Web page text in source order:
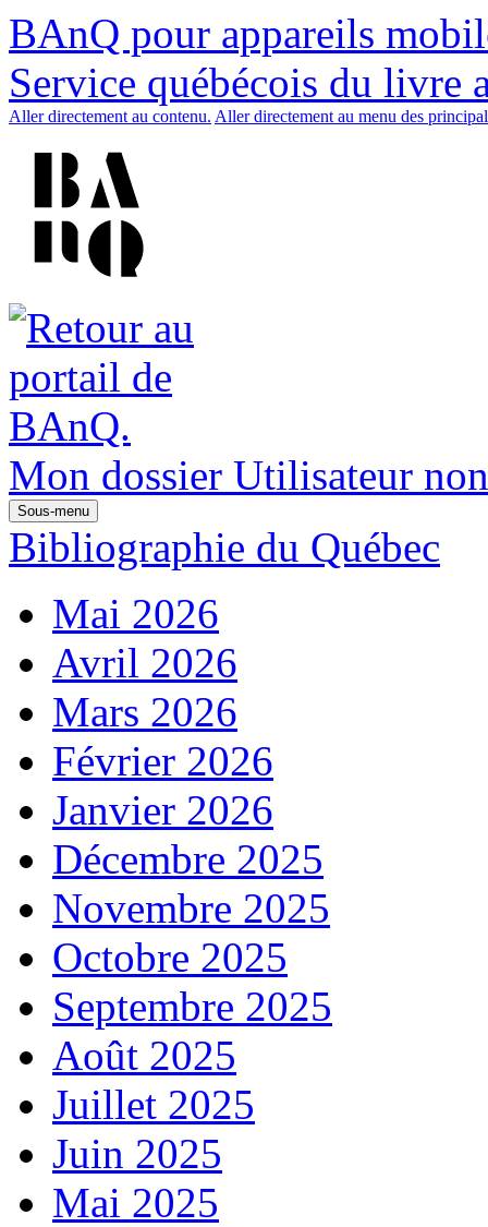
BAnQ pour appareils
Service québécois du livre
Aller directement au contenu. Aller directement au menu des
Mon dossier Utilisateur
Sous-menu
Bibliographie du Québec
Mai 2026
Avril 2026
Mars 2026
Février 2026
Janvier 2026
Décembre 2025
Novembre 2025
Octobre 2025
Septembre 2025
Août 2025
Juillet 2025
Juin 2025
Mai 2025